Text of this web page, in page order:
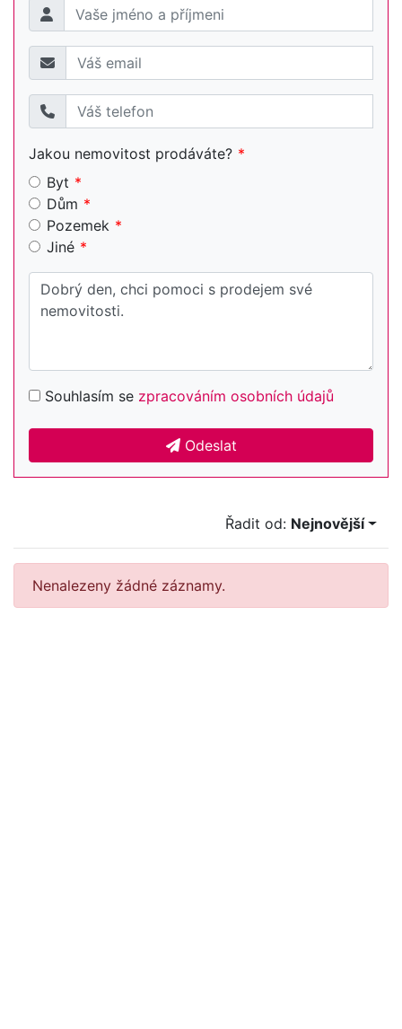
Jakou nemovitost prodáváte?
Byt
Dům
Pozemek
Jiné
Souhlasím se zpracováním osobních údajů
Odeslat
Řadit od: Nejnovější
Nenalezeny žádné záznamy.